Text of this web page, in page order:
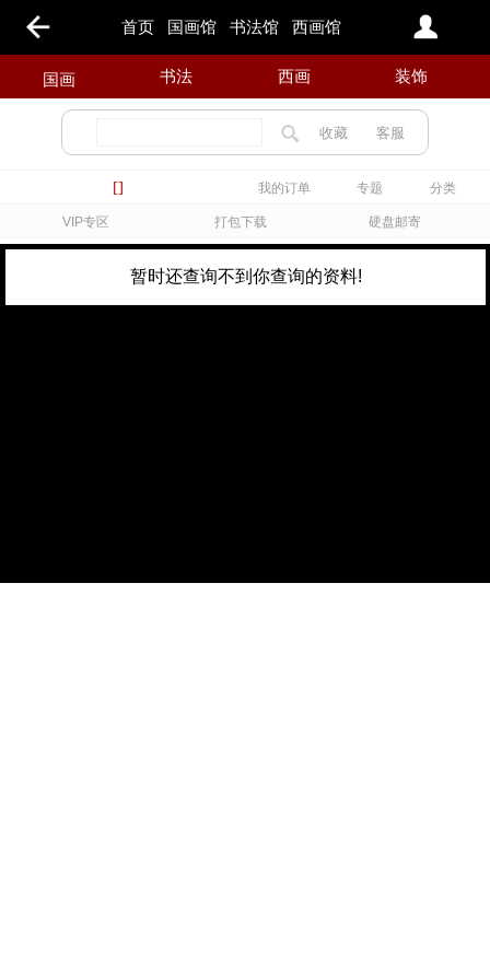
首页 国画馆 书法馆 西画馆
国画 书法 西画 装饰
收藏 客服
[] 我的订单 专题 分类
VIP专区 打包下载 硬盘邮寄
暂时还查询不到你查询的资料!